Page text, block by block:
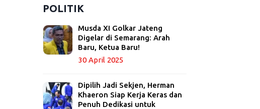
POLITIK
Musda XI Golkar Jateng
Digelar di Semarang: Arah
Baru, Ketua Baru!
30 April 2025
Dipilih Jadi Sekjen, Herman
Khaeron Siap Kerja Keras dan
Penuh Dedikasi untuk